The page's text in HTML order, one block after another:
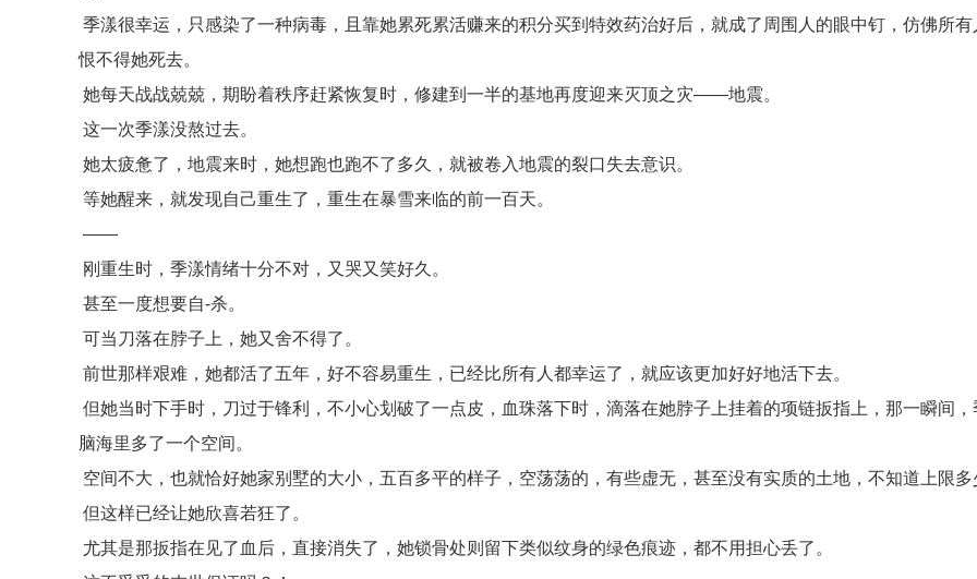
季漾很幸运，只感染了一种病毒，且靠她累死累活赚来的积分买到特效药治好后，就成了周围人的眼中钉，仿佛所有
恨不得她死去。
她每天战战兢兢，期盼着秩序赶紧恢复时，修建到一半的基地再度迎来灭顶之灾——地震。
这一次季漾没熬过去。
她太疲惫了，地震来时，她想跑也跑不了多久，就被卷入地震的裂口失去意识。
等她醒来，就发现自己重生了，重生在暴雪来临的前一百天。
——
刚重生时，季漾情绪十分不对，又哭又笑好久。
甚至一度想要自-杀。
可当刀落在脖子上，她又舍不得了。
前世那样艰难，她都活了五年，好不容易重生，已经比所有人都幸运了，就应该更加好好地活下去。
但她当时下手时，刀过于锋利，不小心划破了一点皮，血珠落下时，滴落在她脖子上挂着的项链扳指上，那一瞬间，
脑海里多了一个空间。
空间不大，也就恰好她家别墅的大小，五百多平的样子，空荡荡的，有些虚无，甚至没有实质的土地，不知道上限多
但这样已经让她欣喜若狂了。
尤其是那扳指在见了血后，直接消失了，她锁骨处则留下类似纹身的绿色痕迹，都不用担心丢了。